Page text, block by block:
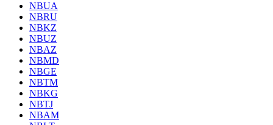
NBUA
NBRU
NBKZ
NBUZ
NBAZ
NBMD
NBGE
NBTM
NBKG
NBTJ
NBAM